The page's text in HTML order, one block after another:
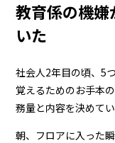
教育係の機
いた
社会人2年目の頃、5
覚えるためのお手本
務量と内容を決めてい
朝、フロアに入った